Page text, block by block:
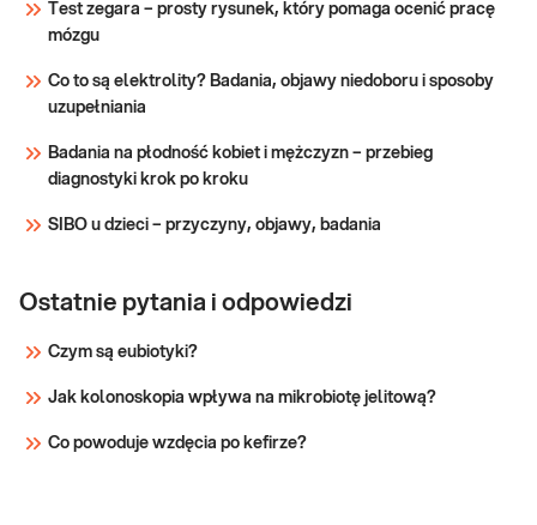
witamin i
minerałów
zrealizuj je w punkcie przyjaznym dzieciom-
niedoborów witamin lub/i składników
mineralnyc
Test zegara – prosty rysunek, który pomaga ocenić pracę
mózgu
Co to są elektrolity? Badania, objawy niedoboru i sposoby
uzupełniania
Badania na płodność kobiet i mężczyzn – przebieg
diagnostyki krok po kroku
SIBO u dzieci – przyczyny, objawy, badania
Ostatnie pytania i odpowiedzi
Czym są eubiotyki?
Jak kolonoskopia wpływa na mikrobiotę jelitową?
Co powoduje wzdęcia po kefirze?